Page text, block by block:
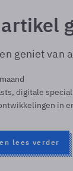
artikel
geniet van
digitale
in
lees verder